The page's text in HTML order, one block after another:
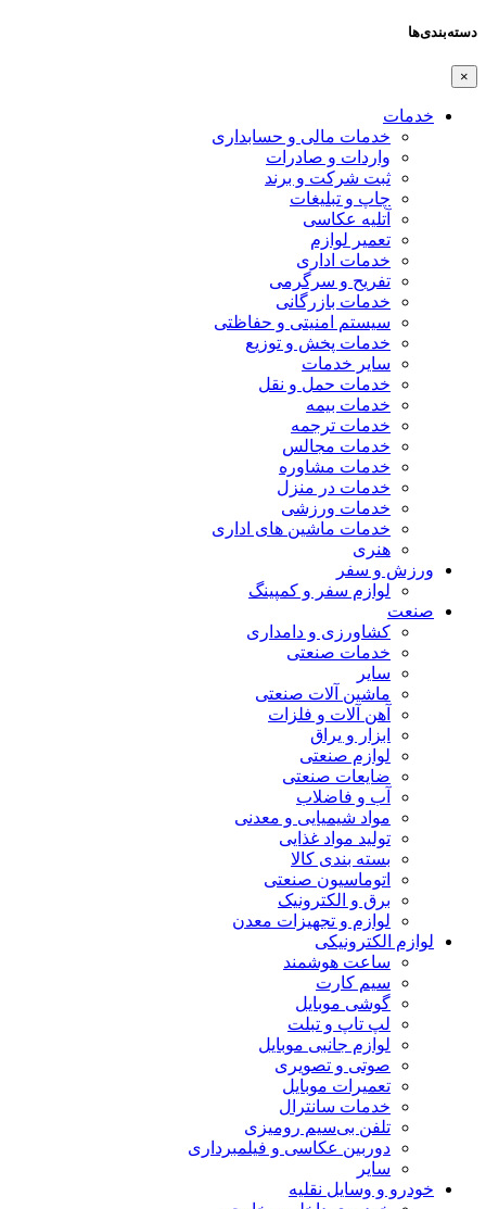
دسته‌بندی‌ها
×
خدمات
خدمات مالی و حسابداری
واردات و صادرات
ثبت شرکت و برند
چاپ و تبلیغات
آتلیه عکاسی
تعمیر لوازم
خدمات اداری
تفریح و سرگرمی
خدمات بازرگانی
سیستم امنیتی و حفاظتی
خدمات پخش و توزیع
سایر خدمات
خدمات حمل و نقل
خدمات بیمه
خدمات ترجمه
خدمات مجالس
خدمات مشاوره
خدمات در منزل
خدمات ورزشی
خدمات ماشین های اداری
هنری
ورزش و سفر
لوازم سفر و کمپینگ
صنعت
کشاورزی و دامداری
خدمات صنعتی
سایر
ماشین آلات صنعتی
آهن آلات و فلزات
ابزار و یراق
لوازم صنعتی
ضایعات صنعتی
آب و فاضلاب
مواد شیمیایی و معدنی
تولید مواد غذایی
بسته بندی کالا
اتوماسیون صنعتی
برق و الکترونیک
لوازم و تجهیزات معدن
لوازم الکترونیکی
ساعت هوشمند
سیم کارت
گوشی موبایل
لپ تاپ و تبلت
لوازم جانبی موبایل
صوتی و تصویری
تعمیرات موبایل
خدمات سانترال
تلفن بی‌سیم رومیزی
دوربین عکاسی و فیلمبرداری
سایر
خودرو و وسایل نقلیه